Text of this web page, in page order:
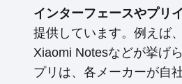
インターフェースやプリ
提供しています。例えば
Xiaomi Notesなどが挙げ
プリは、各メーカーが自